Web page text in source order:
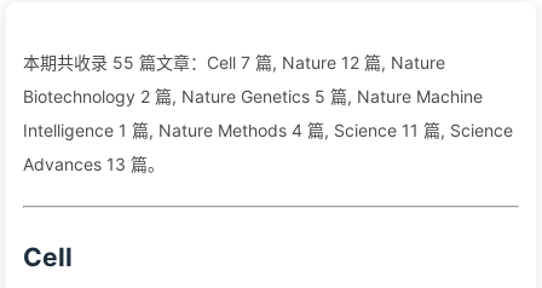
本期共收录 55 篇文章：Cell 7 篇, Nature 12 篇, Nature
Biotechnology 2 篇, Nature Genetics 5 篇, Nature Machine
Intelligence 1 篇, Nature Methods 4 篇, Science 11 篇, Science
Advances 13 篇。
Cell